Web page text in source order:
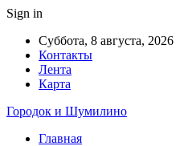
Sign in
Суббота, 8 августа, 2026
Контакты
Лента
Карта
Городок и Шумилино
Главная